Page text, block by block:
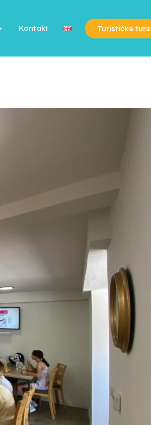
Kontakt Turističke ture